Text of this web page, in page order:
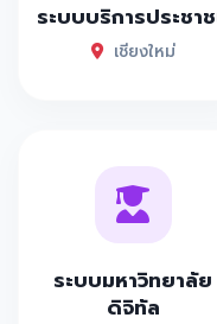
ระบบบริการประชา
เชียงใหม่
ระบบมหาวิทยาลัย
ดิจิทัล